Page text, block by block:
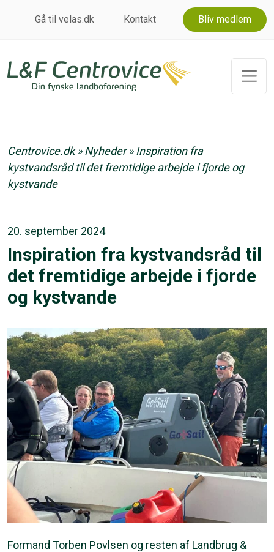
Gå til velas.dk Kontakt Bliv medlem
Centrovice.dk»Nyheder» Inspiration fra
kystvandsråd til det fremtidige arbejde i fjorde og
kystvande
20. september 2024
Inspiration fra kystvandsråd til
det fremtidige arbejde i fjorde
og kystvande
Formand Torben Povlsen og resten af Landbrug &